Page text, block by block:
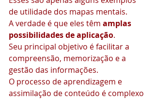
de utilidade dos mapas mentais.
A verdade é que eles têm amplas
possibilidades de aplicação.
Seu principal objetivo é facilitar a
compreensão, memorização e a
gestão das informações.
O processo de aprendizagem e
assimilação de conteúdo é complexo